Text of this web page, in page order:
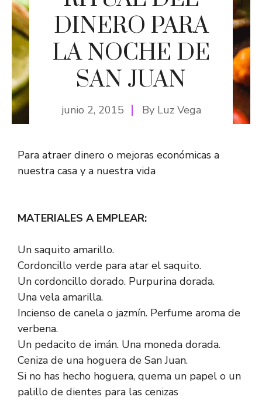
DINERO PARA
LA NOCHE DE
SAN JUAN
junio 2, 2015 By Luz Vega
Para atraer dinero o mejoras económicas a
nuestra casa y a nuestra vida
MATERIALES A EMPLEAR:
Un saquito amarillo.
Cordoncillo verde para atar el saquito.
Un cordoncillo dorado. Purpurina dorada.
Una vela amarilla.
Incienso de canela o jazmín. Perfume aroma de
verbena.
Un pedacito de imán. Una moneda dorada.
Ceniza de una hoguera de San Juan.
Si no has hecho hoguera, quema un papel o un
palillo de dientes para las cenizas